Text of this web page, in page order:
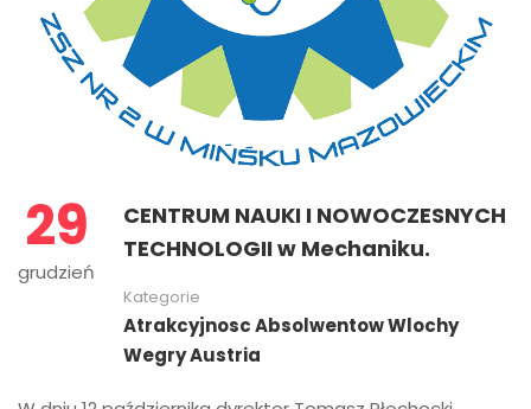
29
grudzień
CENTRUM NAUKI I NOWOCZESNYCH
TECHNOLOGII w Mechaniku.
Kategorie
Atrakcyjnosc Absolwentow Wlochy
Wegry Austria